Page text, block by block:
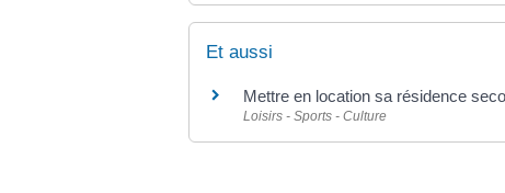
Et aussi
Mettre en location sa résidence
Loisirs - Sports - Culture